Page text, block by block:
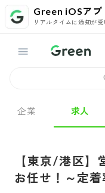
Green iOSアプ
リアルタイムに通知が受
企業 求人
【東京/港区】
お任せ！～定